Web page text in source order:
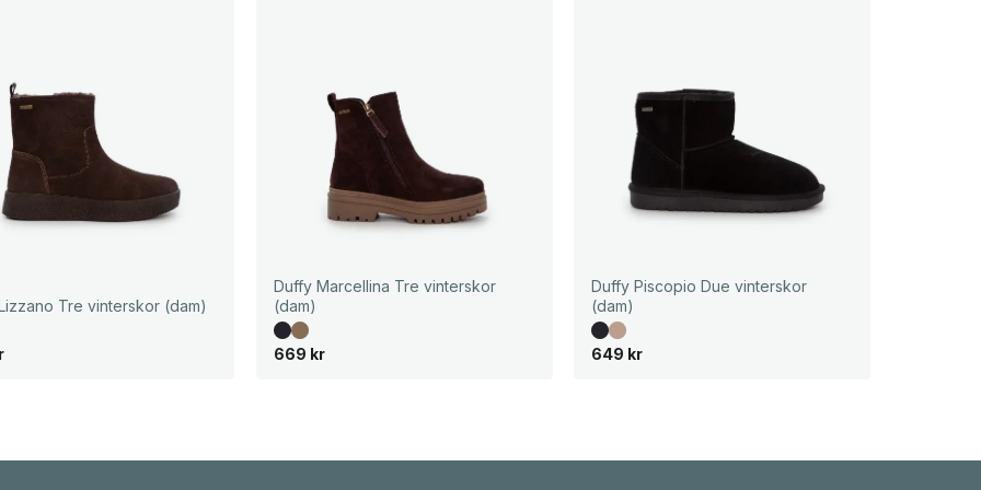
Tre vinterskor (dam)
Duffy Marcellina Tre vinterskor
(dam)
669 kr
Duffy Piscopio Due vinterskor
(dam)
649 kr